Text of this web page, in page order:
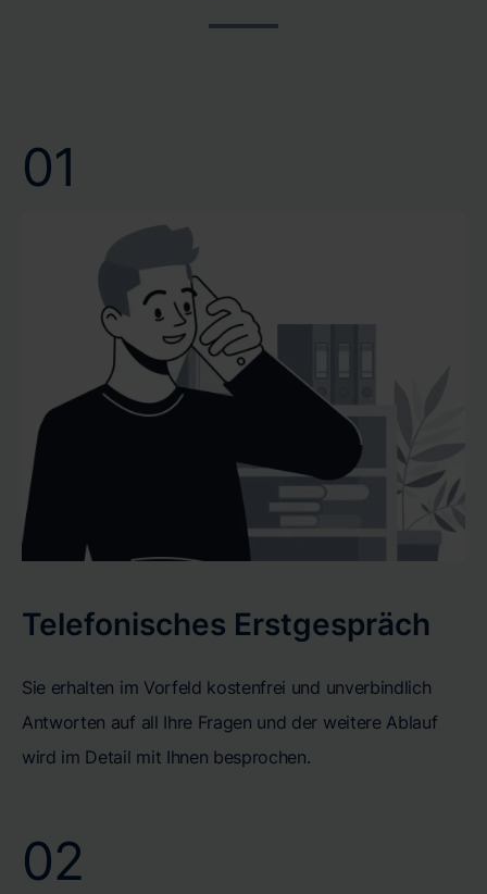
und wir bei CERTA respektieren dies. Verlassen Sie sich
lange Wartezeiten voranzutreiben. Wir bei CERTA
Vertrauen Sie auf unsere Kompetenz und Effizienz, um
Ihr Wertgutachten oder Verkehrswertgutachten
01
Telefonisches Erstgespräch
Sie erhalten im Vorfeld kostenfrei und unverbindlich
Antworten auf all Ihre Fragen und der weitere Ablauf
wird im Detail mit Ihnen besprochen.
02